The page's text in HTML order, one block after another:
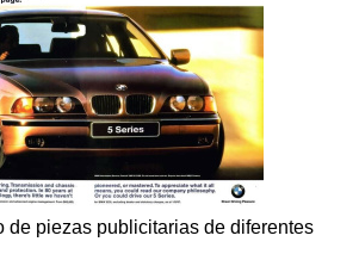
de piezas publicitarias de diferentes